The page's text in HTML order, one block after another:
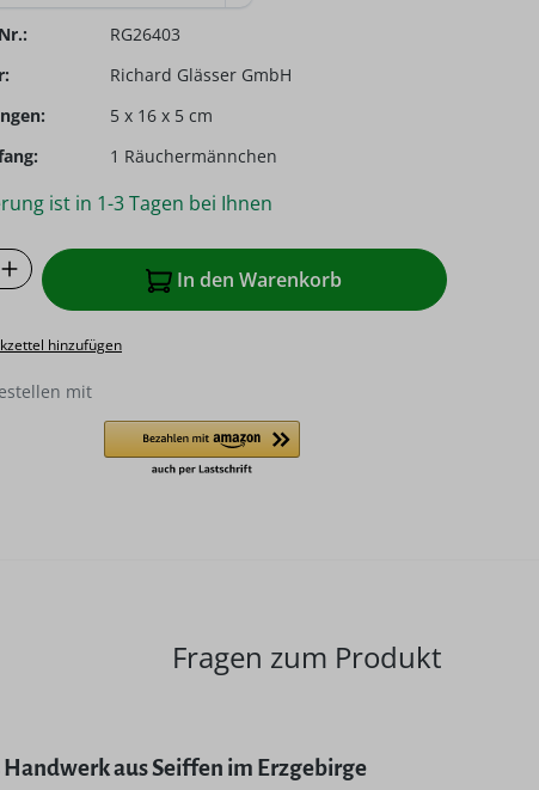
RG26403
Richard Glässer GmbH
5 x 16 x 5 cm
1 Räuchermännchen
ist in 1-3 Tagen bei Ihnen
Gib den gewünschten Wert
In den Warenkorb
hinzufügen
mit
Fragen zum Produkt
aus Seiffen im Erzgebirge